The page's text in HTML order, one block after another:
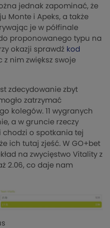
jednak zapominać, że
Monte i Apeks, a także
je w półfinale
proponowanego typu na
okazji sprawdź kod
z nim zwiększ swoje
zdecydowanie zbyt
zatrzymać
kolegów. 11 wygranych
a w gruncie rzeczy
chodzi o spotkania tej
ich tutaj zjeść. W GO+bet
na zwycięstwo Vitality z
2.06, co daje nam